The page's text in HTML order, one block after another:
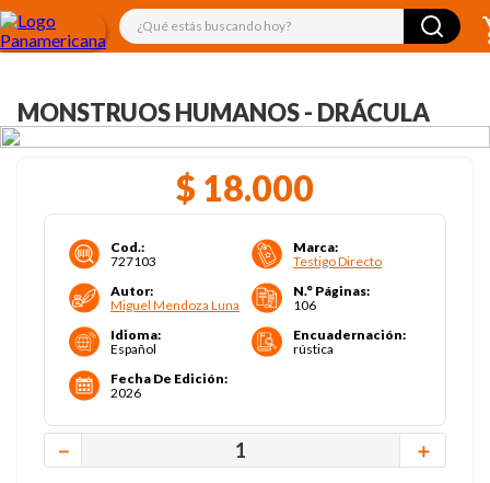
¿Qué estás buscando hoy?
MONSTRUOS HUMANOS - DRÁCULA
$ 18.000
Cod.:
727103
Marca:
Testigo Directo
Autor:
Miguel Mendoza Luna
N.° Páginas:
106
Idioma:
Español
Encuadernación:
rústica
Fecha De Edición:
2026
＋
－